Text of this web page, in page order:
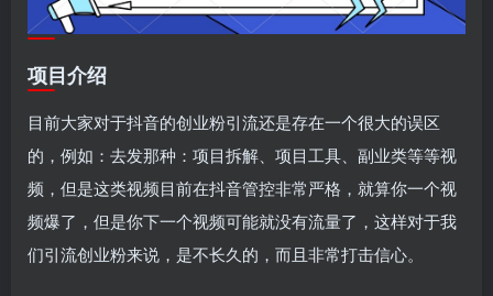
项目介绍
目前大家对于抖音的创业粉引流还是存在一个很大的误区
的，例如：去发那种：项目拆解、项目工具、副业类等等视
频，但是这类视频目前在抖音管控非常严格，就算你一个视
频爆了，但是你下一个视频可能就没有流量了，这样对于我
们引流创业粉来说，是不长久的，而且非常打击信心。